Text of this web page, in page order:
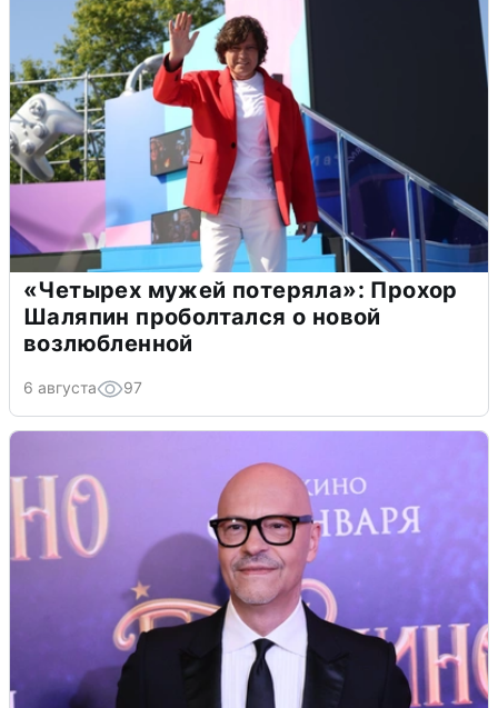
«Четырех мужей потеряла»: Прохор
Шаляпин проболтался о новой
возлюбленной
6 августа 97